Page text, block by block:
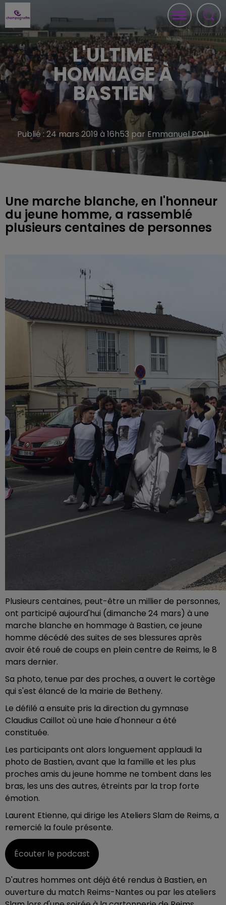
L'ULTIME
HOMMAGE À
BASTIEN
Publié : 24 mars 2019 à 16h53 par Emmanuel POLI
Une marche blanche, en l'honneur
du jeune homme, a rassemblé
plusieurs centaines de personnes
Plusieurs centaines, peut-être un millier de personnes,
ont participé aujourd'hui (dimanche 24 mars) à une
marche blanche en hommage à Bastien, ce jeune
homme décédé des suites de ses blessures après
avoir été roué de coups en plein centre de Reims, le 8
mars dernier.
Sa photo, tenue par des proches, a ouvert le cortège
qui s'est élancé de la mairie de Betheny.
Le défilé a ensuite pris la direction du gymnase
Claudius Caillot où une haie d'honneur a été
constituée.
Les participants ont alors longuement applaudi la
photo de Bastien, avant que la famille et les plus
proches amis du jeune homme ne tombent dans les
bras, les uns des autres, étreints par la trop forte
émotion.
Laurent Etienne, qui dirige les Ateliers Slam de Reims, a
remercié la foule présente.
Écouter le podcast
D'autres hommes ont déjà été rendus à Bastien, en
ouverture du match Reims-Nantes ou par les ateliers